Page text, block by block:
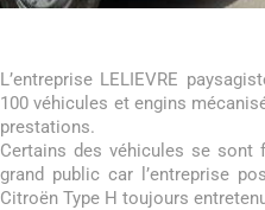
L’entreprise LELIEVRE
100 véhicules et engins
prestations.
Certains des véhicules se
grand public car l’entreprise
Citroën Type H toujours